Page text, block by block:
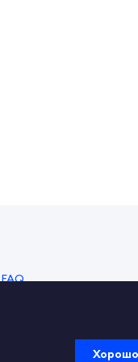
FAQ
Обратная связь
Хорошо